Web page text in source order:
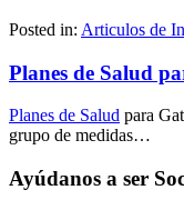
Posted in: Articulos de
Planes de Salud
Planes de Salud para
grupo de medidas…
Ayúdanos a ser